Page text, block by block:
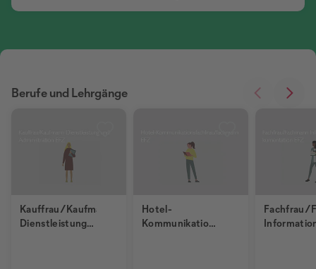
Kauffrau/Kaufmann
Dienstleistung
Hotel-
Kommunikationsfachfrau/-
Fachfrau/
Berufe und Lehrgänge